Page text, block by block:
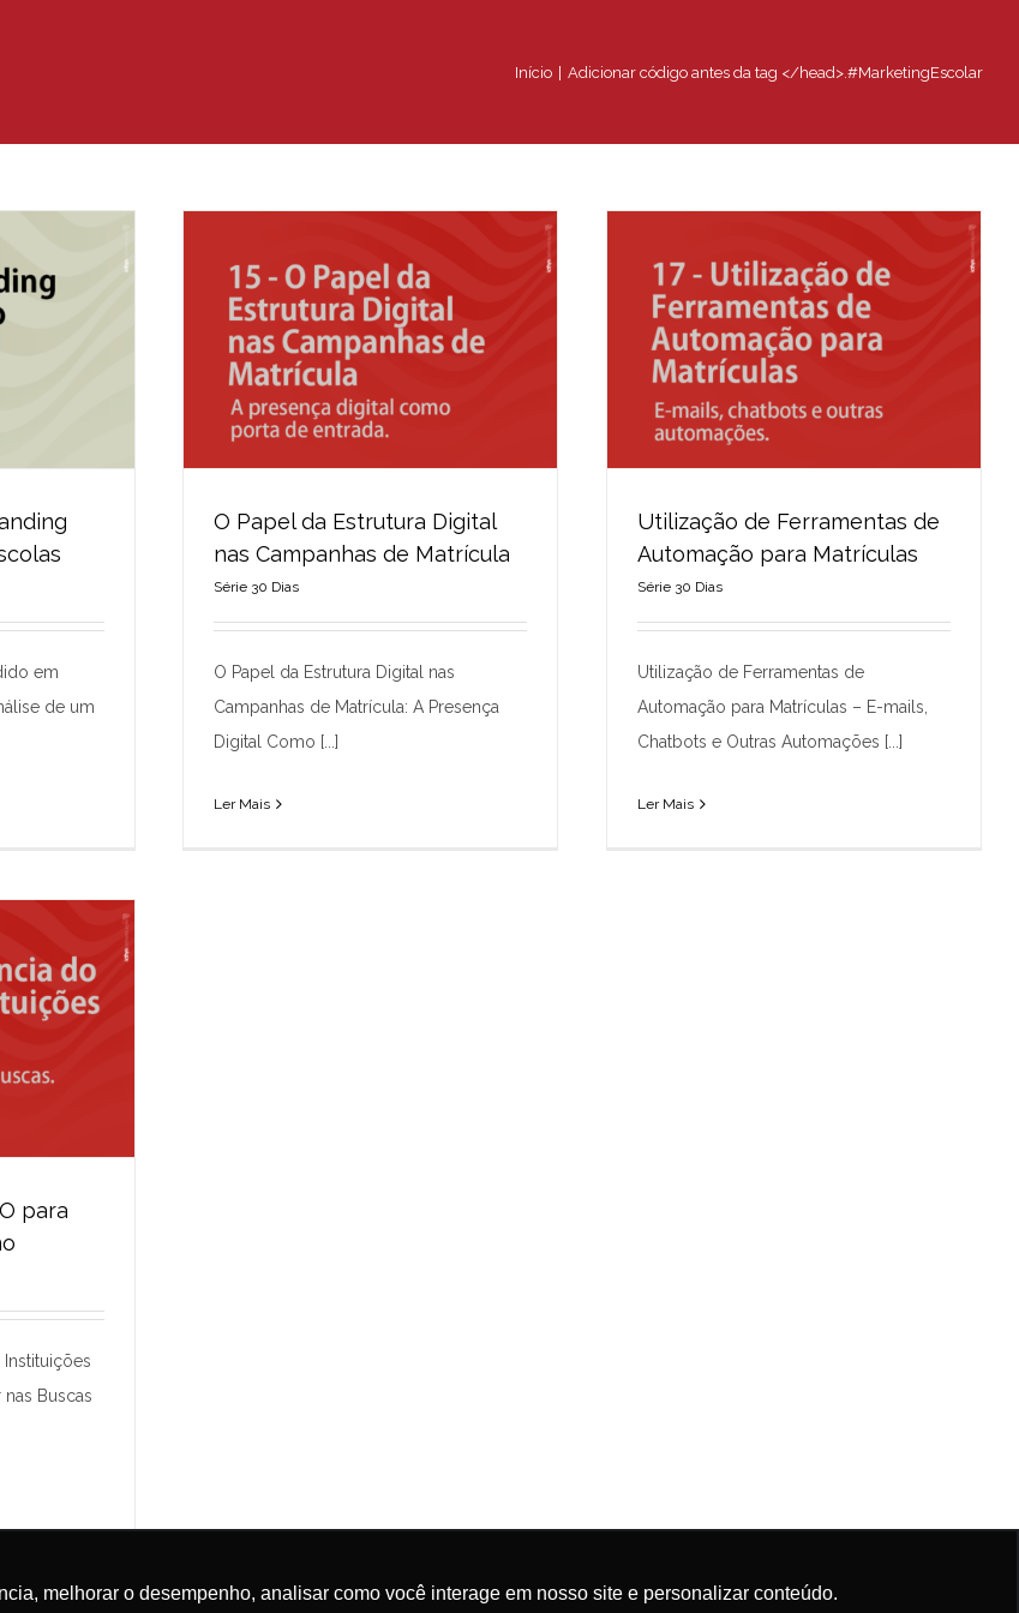
melhorar o desempenho, analisar como você interage em nosso site e personalizar conteúdo.
Início Adicionar código antes da tag </head>. #MarketingEscolar
Bem-
em
de um
O Papel da Estrutura Digital nas
Campanhas de Matrícula
O Papel da Estrutura Digital
nas Campanhas de Matrícula
Série 30 Dias
O Papel da Estrutura Digital nas
Campanhas de Matrícula: A Presença
Digital Como [...]
Ler Mais
Utilização de Ferramentas de
Automação para Matrículas
Utilização de Ferramentas de
Automação para Matrículas
Série 30 Dias
Utilização de Ferramentas de
Automação para Matrículas – E-mails,
Chatbots e Outras Automações [...]
Ler Mais
para
para
Buscas